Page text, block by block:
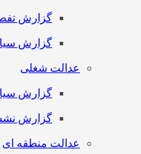
گزارش تفصیلی
گزارش
عدالت شغلی
گزارش
گزارش نشست
عدالت منطقه ای